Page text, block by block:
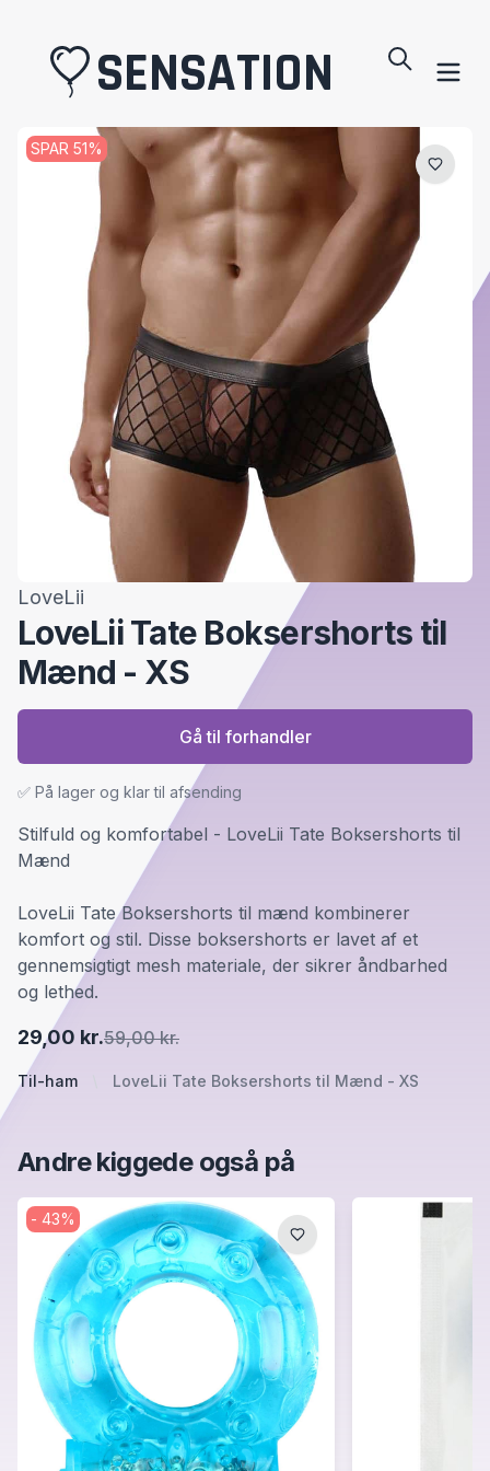
SENSATION
LoveLii
LoveLii Tate Boksershorts til
Mænd - XS
Til-ham LoveLii Tate Boksershorts til Mænd - XS
29,00 kr.59,00 kr.
Stilfuld og komfortabel - LoveLii Tate Boksershorts til
Mænd
LoveLii Tate Boksershorts til mænd kombinerer
komfort og stil. Disse boksershorts er lavet af et
gennemsigtigt mesh materiale, der sikrer åndbarhed
og lethed.
✅ På lager og klar til afsending
Gå til forhandler
SPAR 51%
Andre kiggede også på
- 43%